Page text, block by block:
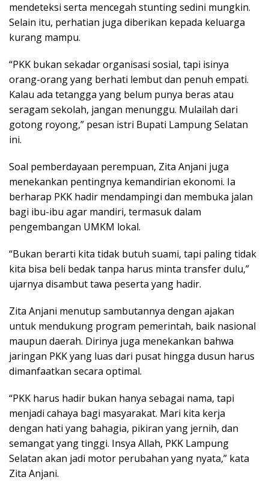
mendeteksi serta mencegah stunting sedini mungkin.
Selain itu, perhatian juga diberikan kepada keluarga
kurang mampu.
“PKK bukan sekadar organisasi sosial, tapi isinya
orang-orang yang berhati lembut dan penuh empati.
Kalau ada tetangga yang belum punya beras atau
seragam sekolah, jangan menunggu. Mulailah dari
gotong royong,” pesan istri Bupati Lampung Selatan
ini.
Soal pemberdayaan perempuan, Zita Anjani juga
menekankan pentingnya kemandirian ekonomi. Ia
berharap PKK hadir mendampingi dan membuka jalan
bagi ibu-ibu agar mandiri, termasuk dalam
pengembangan UMKM lokal.
“Bukan berarti kita tidak butuh suami, tapi paling tidak
kita bisa beli bedak tanpa harus minta transfer dulu,”
ujarnya disambut tawa peserta yang hadir.
Zita Anjani menutup sambutannya dengan ajakan
untuk mendukung program pemerintah, baik nasional
maupun daerah. Dirinya juga menekankan bahwa
jaringan PKK yang luas dari pusat hingga dusun harus
dimanfaatkan secara optimal.
“PKK harus hadir bukan hanya sebagai nama, tapi
menjadi cahaya bagi masyarakat. Mari kita kerja
dengan hati yang bahagia, pikiran yang jernih, dan
semangat yang tinggi. Insya Allah, PKK Lampung
Selatan akan jadi motor perubahan yang nyata,” kata
Zita Anjani.